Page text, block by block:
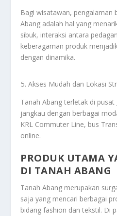
Bagi wisatawan, pengalaman
Abang adalah hal yang
sibuk, interaksi antara
keberagaman produk
dengan dinamika.
Akses Mudah dan Lokasi
Tanah Abang terletak di pusat
jangkau dengan berbagai
KRL Commuter Line, bus
online.
PRODUK UTAMA
DI TANAH ABANG
Tanah Abang merupakan
saja yang mencari berbagai
bidang fashion dan tekstil. Di